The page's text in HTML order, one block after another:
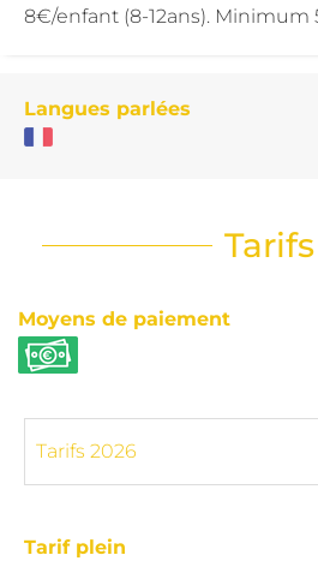
8€/enfant (8-12ans). Minimum
Langues parlées
Tarifs
Moyens de paiement
Tarif plein